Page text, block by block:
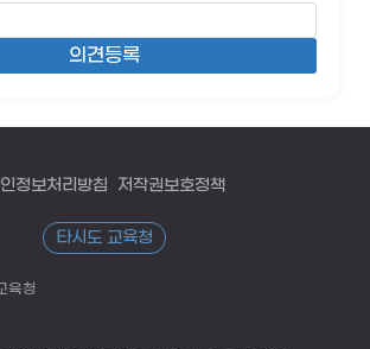
정보처리방침 저작권보호정책
타시도 교육청
육청